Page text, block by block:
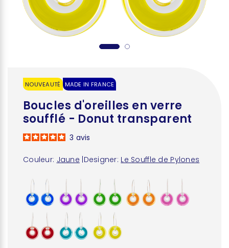
NOUVEAUTÉ MADE IN FRANCE
Boucles d'oreilles en verre
soufflé - Donut transparent
Couleur: Jaune Designer: Le Souffle de Pylones
3 avis